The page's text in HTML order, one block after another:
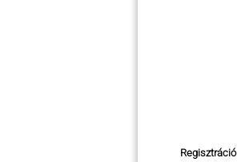
Regisztráció